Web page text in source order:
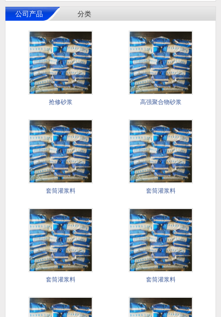
公司产品 分类
抢修砂浆 高强聚合物砂浆
套筒灌浆料 套筒灌浆料
套筒灌浆料 套筒灌浆料